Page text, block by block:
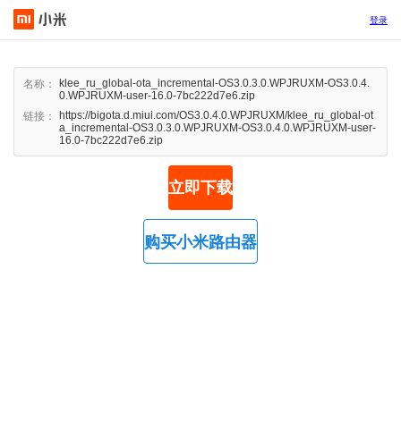
登录
名称：
klee_ru_global-ota_incremental-OS3.0.3.0.WPJRUXM-OS3.0.4.
0.WPJRUXM-user-16.0-7bc222d7e6.zip
链接：
https://bigota.d.miui.com/OS3.0.4.0.WPJRUXM/klee_ru_global-ot
a_incremental-OS3.0.3.0.WPJRUXM-OS3.0.4.0.WPJRUXM-user-
16.0-7bc222d7e6.zip
立即下载
购买小米路由器